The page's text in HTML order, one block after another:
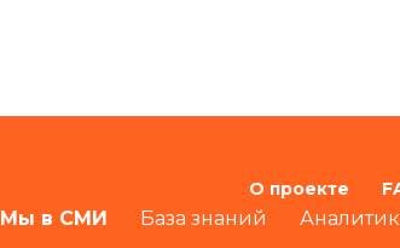
Мы в СМИ База знаний
О проекте